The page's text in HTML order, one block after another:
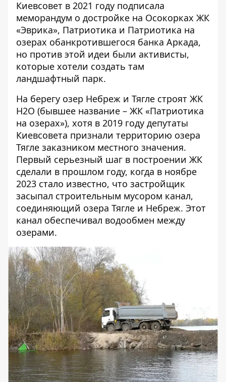
Киевсовет в 2021 году подписала
меморандум о достройке на Осокорках ЖК
«Эврика», Патриотика и Патриотика на
озерах обанкротившегося банка Аркада,
но против этой идеи были активисты,
которые хотели создать там
ландшафтный парк.
На берегу озер Небреж и Тягле строят ЖК
H2O (бывшее название – ЖК «Патриотика
на озерах»), хотя в 2019 году депутаты
Киевсовета признали территорию озера
Тягле заказником местного значения.
Первый серьезный шаг в построении ЖК
сделали в прошлом году, когда в ноябре
2023 стало известно, что застройщик
засыпал строительным мусором канал,
соединяющий озера Тягле и Небреж. Этот
канал обеспечивал водообмен между
озерами.